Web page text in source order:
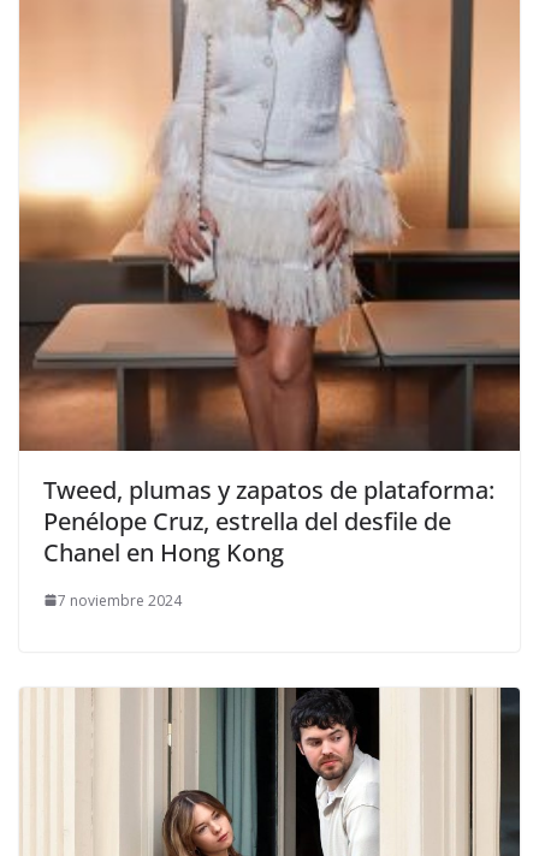
​Tweed, plumas y zapatos de plataforma:
Penélope Cruz, estrella del desfile de
Chanel en Hong Kong
7 noviembre 2024